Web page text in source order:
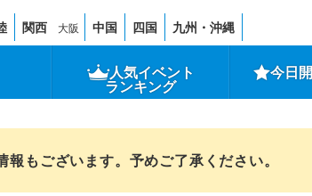
関西 大阪 中国 四国 九州・沖縄
人気イベント
ランキング
今日
もございます。予めご了承ください。